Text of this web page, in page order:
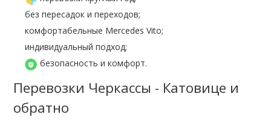
без пересадок и переходов;
комфортабельные Mercedes Vito;
индивидуальный подход;
безопасность и комфорт.
Перевозки Черкассы - Катовице и
обратно